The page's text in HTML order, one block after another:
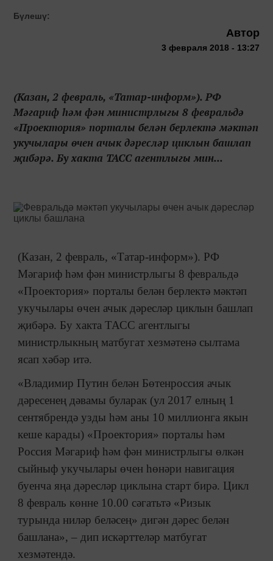
Бүлешү:
Автор
3 февраля 2018 - 13:27
(Казан, 2 февраль, «Татар-информ»). РФ
Мәгариф һәм фән министрлыгы 8 февральдә
«Проектория» порталы белән берлектә мәктәп
укучылары өчен ачык дәресләр циклын башлап
җибәрә. Бу хакта ТАСС агентлыгы мин...
(Казан, 2 февраль, «Татар-информ»). РФ
Мәгариф һәм фән министрлыгы 8 февральдә
«Проектория» порталы белән берлектә мәктәп
укучылары өчен ачык дәресләр циклын башлап
җибәрә. Бу хакта ТАСС агентлыгы
министрлыкның матбугат хезмәтенә сылтама
ясап хәбәр итә.
«Владимир Путин белән Бөтенроссия ачык
дәресенең дәвамы буларак (ул 2017 елның 1
сентябрендә узды һәм аны 10 миллионга якын
кеше карады) «Проектория» порталы һәм
Россия Мәгариф һәм фән министрлыгы өлкән
сыйныф укучылары өчен һөнәри навигация
буенча яңа дәресләр циклына старт бирә. Цикл
8 февраль көнне 10.00 сәгатьтә «Ризык
турында ниләр беләсең» дигән дәрес белән
башлана», – дип искәрттеләр матбугат
хезмәтендә.